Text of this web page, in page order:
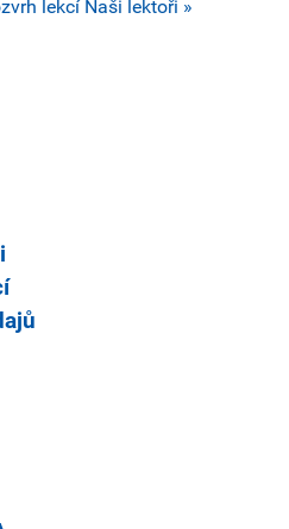
lekcí Naši lektoři »